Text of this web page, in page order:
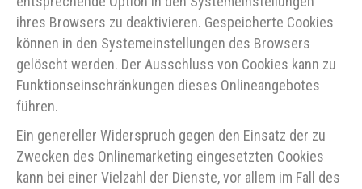
ihres Browsers zu deaktivieren. Gespeicherte Cookies
können in den Systemeinstellungen des Browsers
gelöscht werden. Der Ausschluss von Cookies kann zu
Funktionseinschränkungen dieses Onlineangebotes
führen.
Ein genereller Widerspruch gegen den Einsatz der zu
Zwecken des Onlinemarketing eingesetzten Cookies
kann bei einer Vielzahl der Dienste, vor allem im Fall des